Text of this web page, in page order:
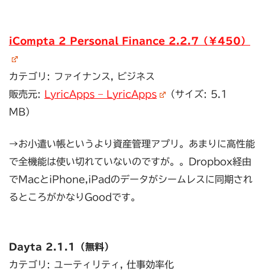
iCompta 2 Personal Finance 2.2.7（￥450）
カテゴリ: ファイナンス, ビジネス
販売元:
LyricApps – LyricApps
（サイズ: 5.1
MB）
→お小遣い帳というより資産管理アプリ。あまりに高性能
で全機能は使い切れていないのですが。。Dropbox経由
でMacとiPhone,iPadのデータがシームレスに同期され
るところがかなりGoodです。
Dayta 2.1.1（無料）
カテゴリ: ユーティリティ, 仕事効率化